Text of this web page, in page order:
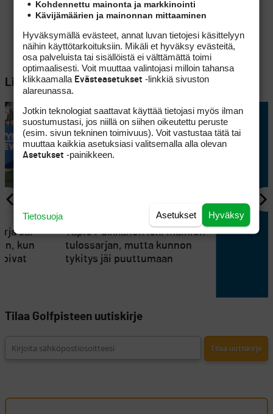
Lisää aiheesta
Tapio Pulkkanen iski mainion
tulossarjan, mutta kunnon
tykitys jäi puuttumaan
sai
kun
Tilaa Golfpisteen uutiskirje
Kohdennettu mainonta ja markkinointi
Kävijämäärien ja mainonnan mittaaminen
Hyväksymällä evästeet, annat luvan tietojesi käsittelyyn
näihin käyttötarkoituksiin. Mikäli et hyväksy evästeitä,
osa palveluista tai sisällöistä ei välttämättä toimi
optimaalisesti. Voit muuttaa valintojasi milloin tahansa
klikkaamalla Evästeasetukset -linkkiä sivuston
alareunassa.
Jotkin teknologiat saattavat käyttää tietojasi myös ilman
suostumustasi, jos niillä on siihen oikeutettu peruste
(esim. sivun tekninen toimivuus). Voit vastustaa tätä tai
muuttaa kaikkia asetuksiasi valitsemalla alla olevan
Asetukset -painikkeen.
Hyväksy
Asetukset
Tietosuoja